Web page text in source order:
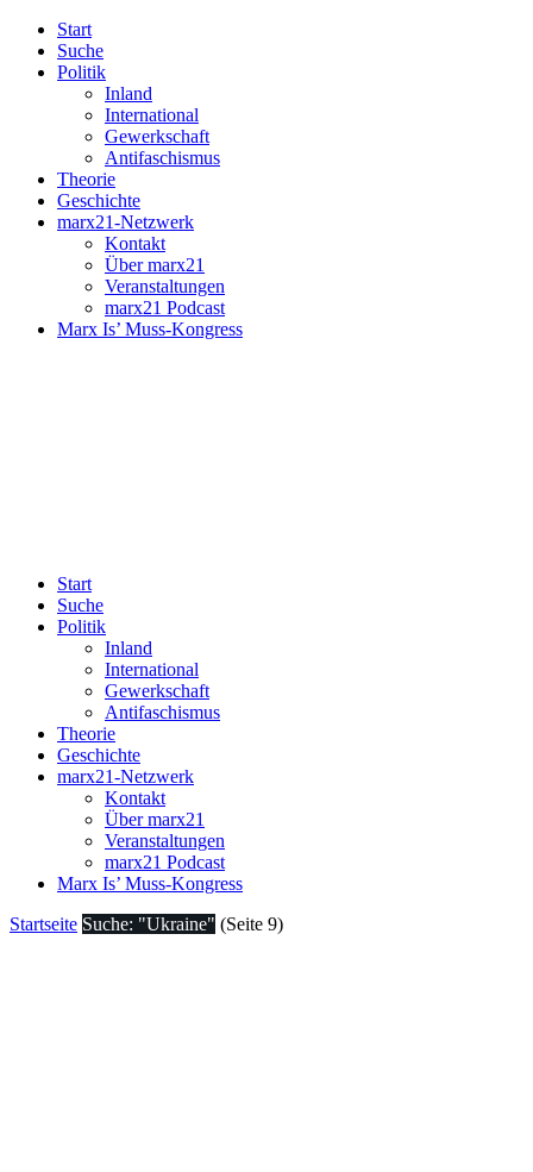
Start
Suche
Politik
Inland
International
Gewerkschaft
Antifaschismus
Theorie
Geschichte
marx21-Netzwerk
Kontakt
Über marx21
Veranstaltungen
marx21 Podcast
Marx Is’ Muss-Kongress
Start
Suche
Politik
Inland
International
Gewerkschaft
Antifaschismus
Theorie
Geschichte
marx21-Netzwerk
Kontakt
Über marx21
Veranstaltungen
marx21 Podcast
Marx Is’ Muss-Kongress
Startseite Suche: "Ukraine" (Seite 9)